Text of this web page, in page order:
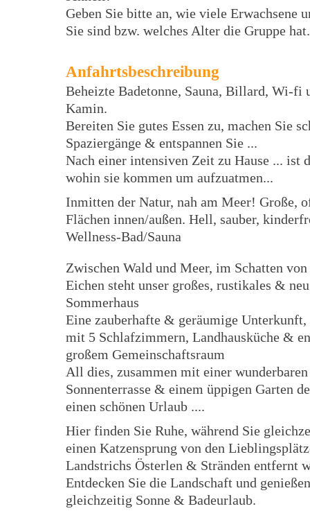
Geben Sie bitte an, wie viele Erwachsene
Sie sind bzw. welches Alter die Gruppe hat.
Anfahrtsbeschreibung
Beheizte Badetonne, Sauna, Billard, Wi-fi
Kamin.
Bereiten Sie gutes Essen zu, machen Sie
Spaziergänge & entspannen Sie ...
Nach einer intensiven Zeit zu Hause ... ist
wohin sie kommen um aufzuatmen...
Inmitten der Natur, nah am Meer! Große,
Flächen innen/außen. Hell, sauber,
Wellness-Bad/Sauna
Zwischen Wald und Meer, im Schatten
Eichen steht unser großes, rustikales &
Sommerhaus
Eine zauberhafte & geräumige Unterkunft,
mit 5 Schlafzimmern, Landhausküche &
großem Gemeinschaftsraum
All dies, zusammen mit einer wunderbaren
Sonnenterrasse & einem üppigen Garten
einen schönen Urlaub ....
Hier finden Sie Ruhe, während Sie
einen Katzensprung von den
Landstrichs Österlen & Stränden entfernt
Entdecken Sie die Landschaft und
gleichzeitig Sonne & Badeurlaub.